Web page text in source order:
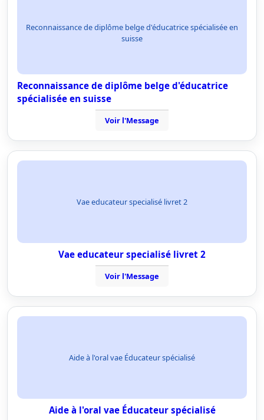
Reconnaissance de diplôme belge d'éducatrice spécialisée en
suisse
Reconnaissance de diplôme belge d'éducatrice
spécialisée en suisse
Voir l'Message
Vae educateur specialisé livret 2
Vae educateur specialisé livret 2
Voir l'Message
Aide à l'oral vae Éducateur spécialisé
Aide à l'oral vae Éducateur spécialisé